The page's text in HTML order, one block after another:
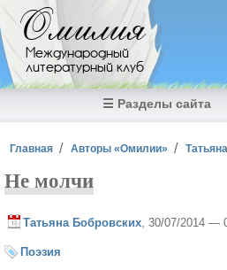
Перейти к основному содержанию
Омилия
Международный
литературный клуб
☰ Разделы сайта
Вы здесь
Главная Авторы «Омилии»
Не молчи
Татьяна Бобровских , 30/07/2014 —
Поэзия